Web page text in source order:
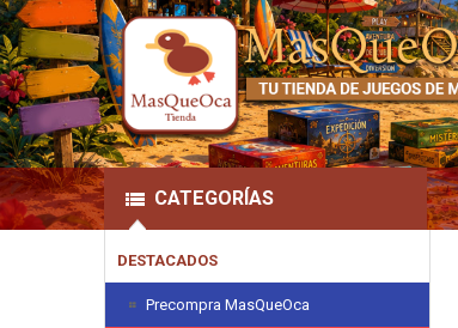
CATEGORÍAS
DESTACADOS
Precompra MasQueOca